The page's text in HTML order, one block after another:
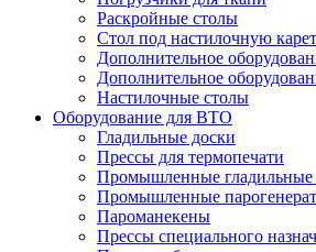
Раскройные столы
Стол под настилочную
Дополнительное
Дополнительное
Настилочные столы
Оборудование для ВТО
Гладильные доски
Прессы для термопечати
Промышленные гладильные
Промышленные
Пароманекены
Прессы специального